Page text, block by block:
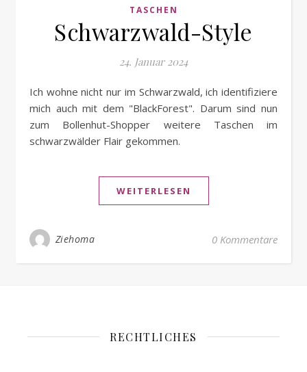
TASCHEN
Schwarzwald-Style
24. Januar 2024
Ich wohne nicht nur im Schwarzwald, ich identifiziere
mich auch mit dem "BlackForest". Darum sind nun
zum Bollenhut-Shopper weitere Taschen im
schwarzwälder Flair gekommen.
WEITERLESEN
Ziehoma 0 Kommentare
RECHTLICHES